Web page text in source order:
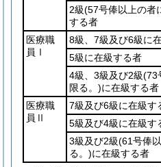
2級(57号俸以上の者
する者
医療職
員Ⅰ
8級、7級及び6級に
5級に在級する者
4級、3級及び2級(73
限る。)に在級する者
医療職
員Ⅱ
7級及び6級に在級す
5級及び4級に在級す
3級及び2級(61号俸
る。)に在級する者